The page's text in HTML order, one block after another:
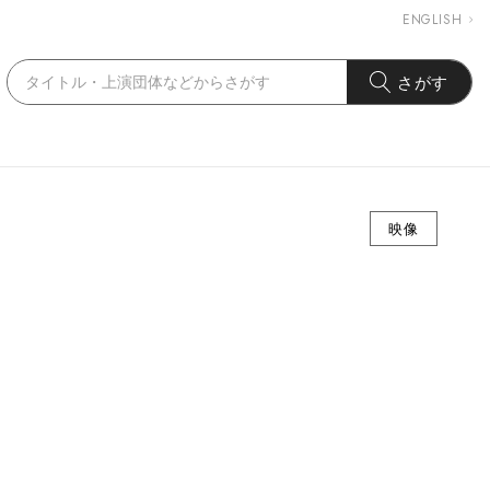
ENGLISH
さがす
映像